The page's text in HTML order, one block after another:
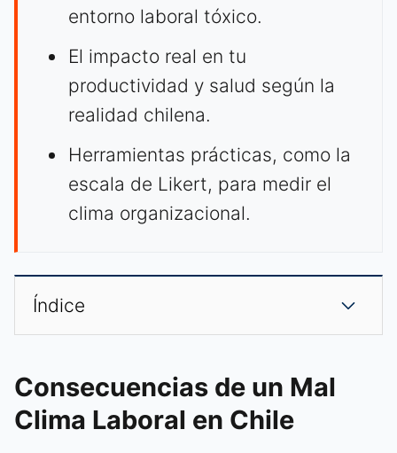
entorno laboral tóxico.
El impacto real en tu
productividad y salud según la
realidad chilena.
Herramientas prácticas, como la
escala de Likert, para medir el
clima organizacional.
Índice
Consecuencias de un Mal
Clima Laboral en Chile